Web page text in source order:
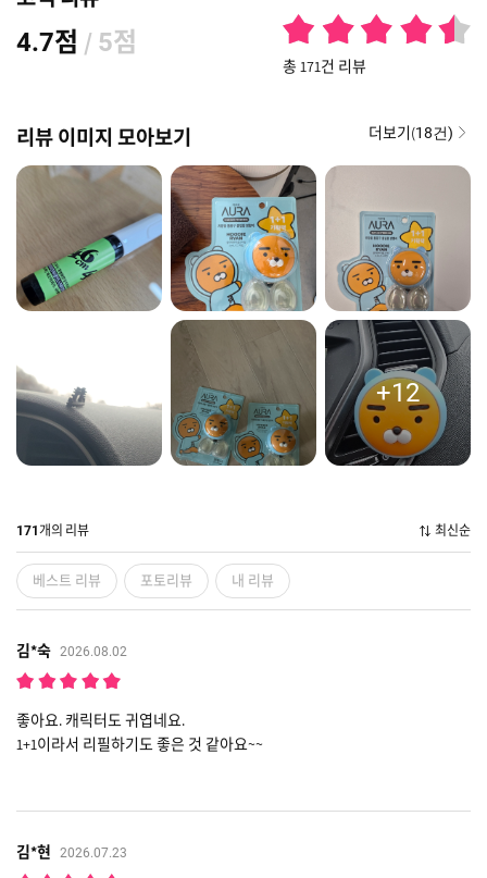
4.7점 / 5점
총 171건 리뷰
리뷰 이미지 모아보기 더보기(18건)
+12
171 개의 리뷰 최신순
베스트 리뷰 포토리뷰 내 리뷰
김*숙 2026.08.02
좋아요. 캐릭터도 귀엽네요.
1+1이라서 리필하기도 좋은 것 같아요~~
김*현 2026.07.23